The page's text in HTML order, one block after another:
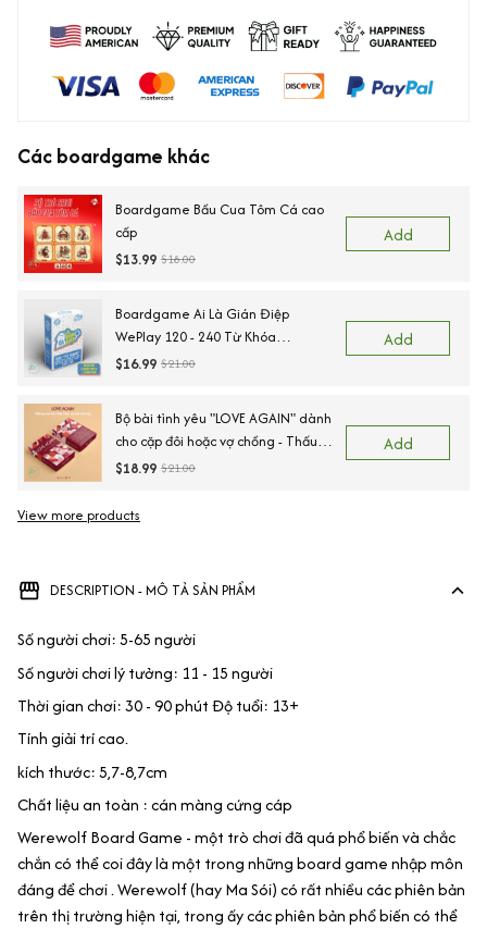
Các boardgame khác
Boardgame Bầu Cua Tôm Cá cao
cấp
$13.99 $18.00
Add
Boardgame Ai Là Gián Điệp
WePlay 120 - 240 Từ Khóa
Keyword
$16.99 $21.00
Add
Bộ bài tình yêu "LOVE AGAIN" dành
cho cặp đôi hoặc vợ chồng - Thấu
hiểu cảm xúc, kết nối trái tim
$18.99 $21.00
Add
View more products
DESCRIPTION - MÔ TẢ SẢN PHẨM
Số người chơi: 5-65 người
Số người chơi lý tưởng: 11 - 15 người
Thời gian chơi: 30 - 90 phút Độ tuổi: 13+
Tính giải trí cao.
kích thước: 5,7-8,7cm
Chất liệu an toàn : cán màng cứng cáp
Werewolf Board Game - một trò chơi đã quá phổ biến và chắc
chắn có thể coi đây là một trong những board game nhập môn
đáng để chơi . Werewolf (hay Ma Sói) có rất nhiều các phiên bản
trên thị trường hiện tại, trong ấy các phiên bản phổ biến có thể